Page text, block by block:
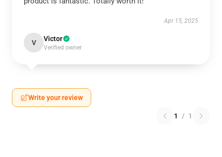
Apr 15, 2025
V Victor
Verified owner
Write your review
1 / 1